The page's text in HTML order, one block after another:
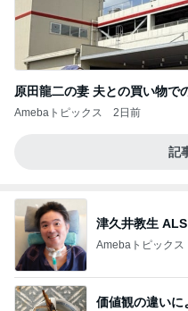
原田龍二の妻 夫との買い物で
Amebaトピックス 2日前
記
津久井教生
Amebaトピックス
価値観の違いに